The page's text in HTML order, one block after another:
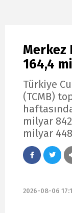
Merkez
164,4
Türkiye
(TCMB)
milyar
milyar
2026-08-06